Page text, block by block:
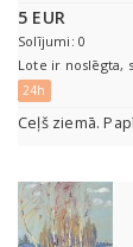
5 EUR
Solījumi: 0
Lote ir noslēgta,
24h
Ceļš ziemā.